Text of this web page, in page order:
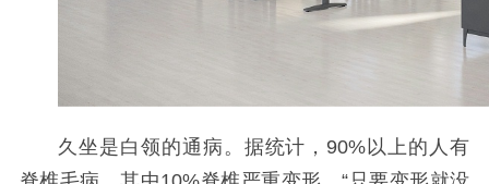
久坐是白领的通病。据统计，90%以上的人有